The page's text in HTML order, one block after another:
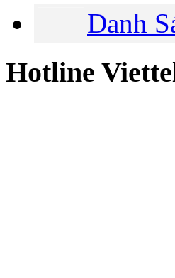
Danh
Hotline